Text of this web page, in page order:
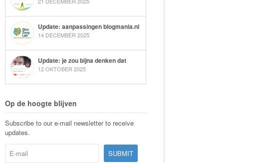
Update: aanpassingen blogmania.nl
14 DECEMBER 2025
Update: je zou bijna denken dat
12 OKTOBER 2025
Op de hoogte blijven
Subscribe to our e-mail newsletter to receive
updates.